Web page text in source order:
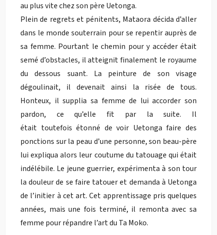
au plus vite chez son père Uetonga.
Plein de regrets et pénitents, Mataora décida d’aller
dans le monde souterrain pour se repentir auprès de
sa femme. Pourtant le chemin pour y accéder était
semé d’obstacles, il atteignit finalement le royaume
du dessous suant. La peinture de son visage
dégoulinait, il devenait ainsi la risée de tous.
Honteux, il supplia sa femme de lui accorder son
pardon, ce qu’elle fit par la suite. Il
était toutefois étonné de voir Uetonga faire des
ponctions sur la peau d’une personne, son beau-père
lui expliqua alors leur coutume du tatouage qui était
indélébile. Le jeune guerrier, expérimenta à son tour
la douleur de se faire tatouer et demanda à Uetonga
de l’initier à cet art. Cet apprentissage pris quelques
années, mais une fois terminé, il remonta avec sa
femme pour répandre l’art du Ta Moko.